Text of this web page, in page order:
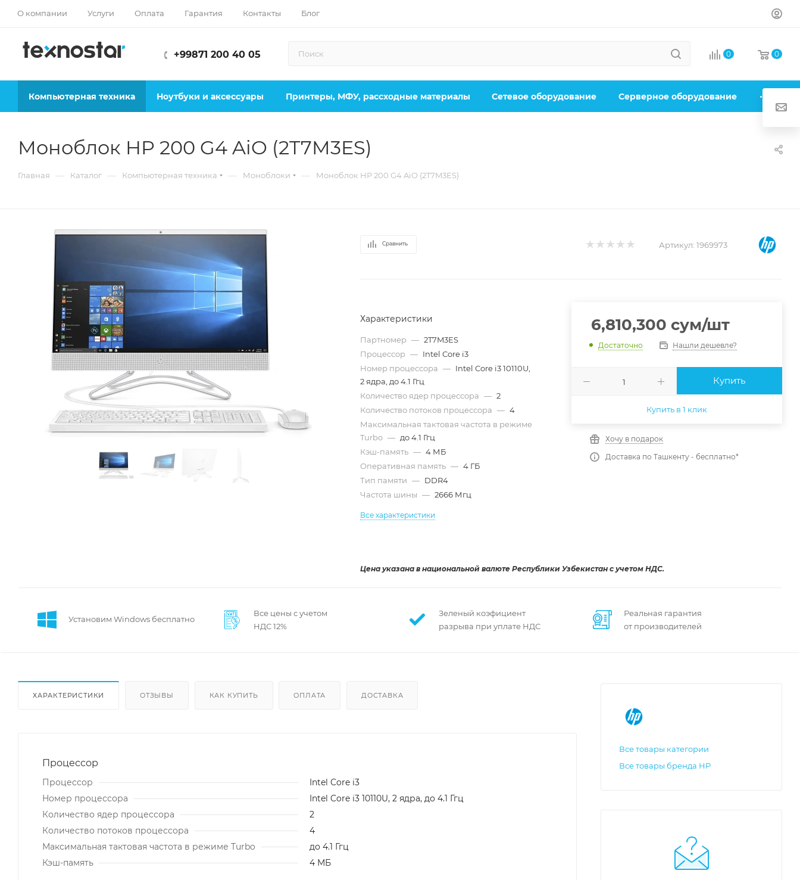
О компании Услуги Оплата Гарантия Контакты Блог
+99871 200 40 05 0 0
Компьютерная техника Ноутбуки и аксессуары Принтеры, МФУ, рассходные материалы Сетевое оборудование Серверное оборудование
Моноблок HP 200 G4 AiO (2T7M3ES)
Главная — Каталог — Компьютерная техника — Моноблоки — Моноблок HP 200 G4 AiO (2T7M3ES)
Сравнить Артикул: 1969973
Характеристики
Партномер — 2T7M3ES
Процессор — Intel Core i3
Номер процессора — Intel Core i3 10110U,
2 ядра, до 4.1 Ггц
Количество ядер процессора — 2
Количество потоков процессора — 4
Максимальная тактовая частота в режиме
Turbo — до 4.1 Ггц
Кэш-память — 4 МБ
Оперативная память — 4 ГБ
Тип памяти — DDR4
Частота шины — 2666 Мгц
Все характеристики
6,810,300 сум/шт
Достаточно Нашли дешевле?
Купить
Купить в 1 клик
Хочу в подарок
Доставка по Ташкенту - бесплатно*
Цена указана в национальной валюте Республики Узбекистан с учетом НДС.
Установим Windows бесплатно
Все цены с учетом
НДС 12%
Зеленый коэфициент
разрыва при уплате НДС
Реальная гарантия
от производителей
ХАРАКТЕРИСТИКИ ОТЗЫВЫ КАК КУПИТЬ ОПЛАТА ДОСТАВКА
Процессор
Процессор
Intel Core i3
Номер процессора
Intel Core i3 10110U, 2 ядра, до 4.1 Ггц
Количество ядер процессора
2
Количество потоков процессора
4
Максимальная тактовая частота в режиме Turbo
до 4.1 Ггц
Кэш-память
4 МБ
Все товары категории
Все товары бренда HP